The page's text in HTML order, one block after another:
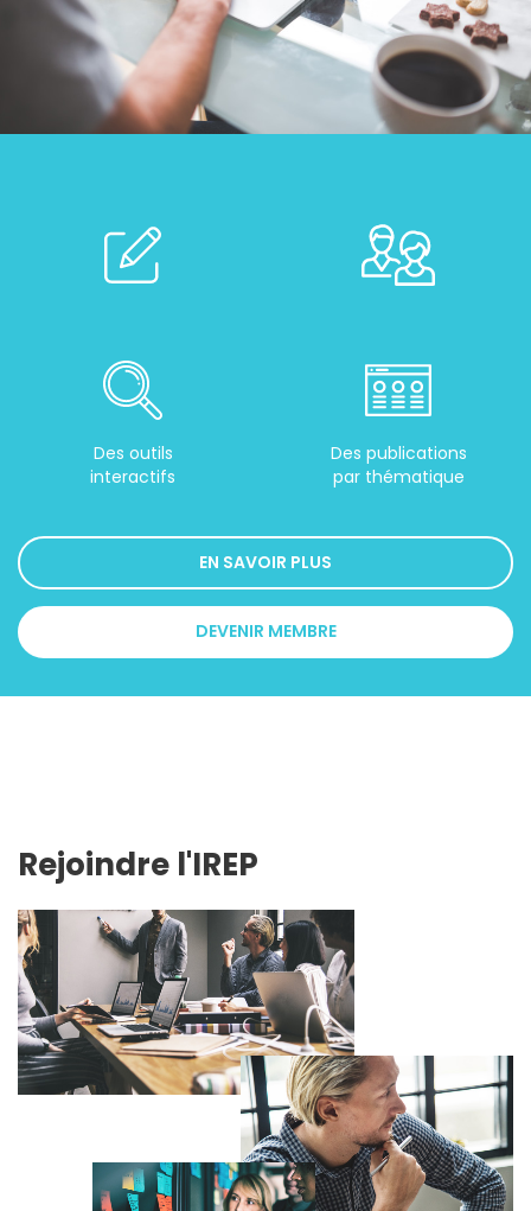
Des outils
interactifs
Des publications
par thématique
EN SAVOIR PLUS
DEVENIR MEMBRE
Rejoindre l'IREP